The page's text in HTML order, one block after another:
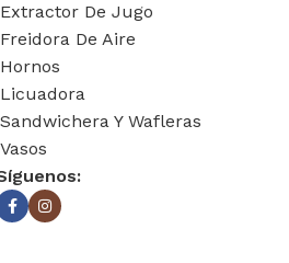
Extractor De Jugo
Freidora De Aire
Hornos
Licuadora
Sandwichera Y Wafleras
Vasos